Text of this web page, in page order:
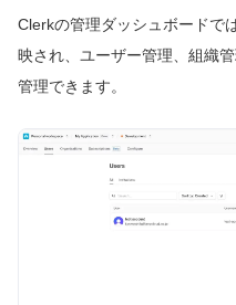
Clerkの管理ダッシュボードで
映され、ユーザー管理、組織
管理できます。